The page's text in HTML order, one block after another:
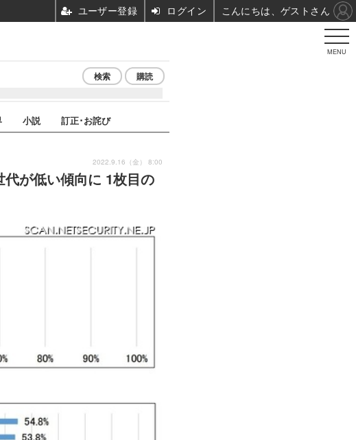
MENU
検索 購読
小説 訂正･お詫び
代が低い傾向に 1枚目の
2022.9.16（金） 8:00
ユーザー登録 ログイン こんにちは、ゲストさん